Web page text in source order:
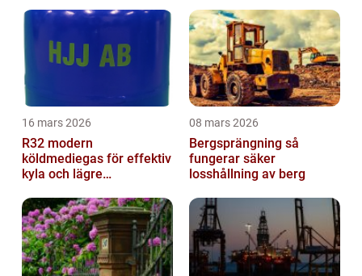
16 mars 2026
R32 modern
köldmediegas för effektiv
kyla och lägre
08 mars 2026
Bergsprängning så
fungerar säker
losshållning av berg